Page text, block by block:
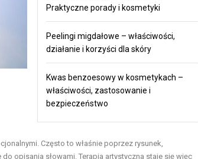
Praktyczne porady i kosmetyki
Peelingi migdałowe – właściwości,
działanie i korzyści dla skóry
Kwas benzoesowy w kosmetykach –
właściwości, zastosowanie i
bezpieczeństwo
Często to właśnie poprzez rysunek,
opisania słowami. Terapia artystyczna staje się więc